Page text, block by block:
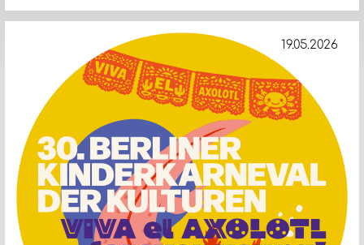
19.05.2026